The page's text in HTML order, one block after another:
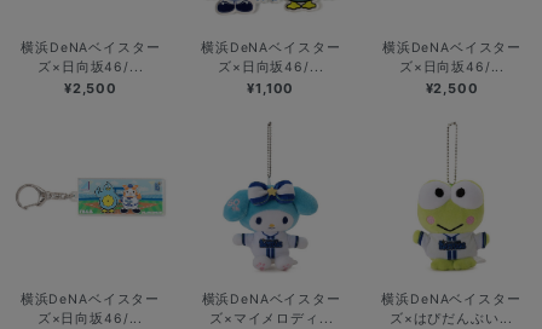
横浜DeNAベイスター
ズ×日向坂46/...
¥2,500
横浜DeNAベイスター
ズ×日向坂46/...
¥1,100
横浜DeNAベイスター
ズ×日向坂46/...
¥2,500
横浜DeNAベイスター
ズ×日向坂46/...
横浜DeNAベイスター
ズ×マイメロディ...
横浜DeNAベイスター
ズ×はぴだんぶい...